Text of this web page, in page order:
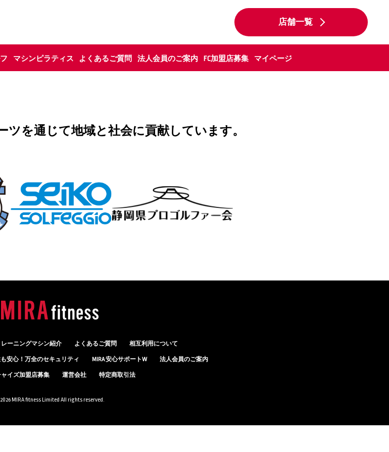
店舗一覧
マシンピラティス よくあるご質問 法人会員のご案内 FC加盟店募集 マイページ
ツを通じて地域と社会に貢献しています。
レーニングマシン紹介 よくあるご質問 相互利用について
安心！ 万全のセキュリティ MIRA 安心サポートW 法人会員のご案内
イズ加盟店募集 運営会社 特定商取引法
MIRA fitness Limited All rights reserved.